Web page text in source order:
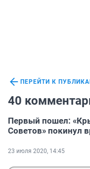
ПЕРЕЙТИ К
40
Первый пошел:
Советов» покинул
23 июля 2020, 14:45